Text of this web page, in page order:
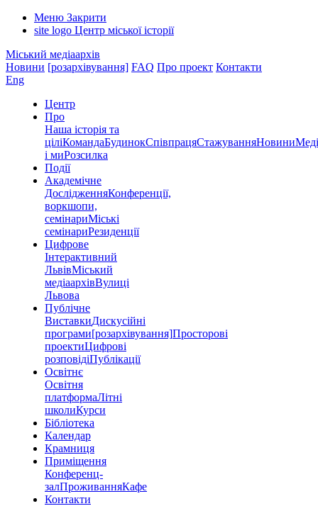
Меню Закрити
site logo Центр міської історії
Міський медіаархів
Новини [розархівування] FAQ Про проект Контакти
Eng
Центр
Про
Наша історія та
ціліКомандаБудинокСпівпрацяСтажуванняНовини
і миРозсилка
Події
Академічне
ДослідженняКонференції,
воркшопи,
семінариМіські
семінариРезиденції
Цифрове
Інтерактивний
ЛьвівМіський
медіаархівВулиці
Львова
Публічне
ВиставкиДискусійні
програми[розархівування]Просторові
проектиЦифрові
розповідіПублікації
Освітнє
Освітня
платформаЛітні
школиКурси
Бібліотека
Календар
Крамниця
Приміщення
Конференц-
залПроживанняКафе
Контакти